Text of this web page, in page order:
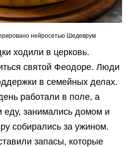
нейросетью Шедеврум
ходили в церковь.
святой Феодоре. Люди
в семейных делах.
работали в поле, а
еду, занимались домом и
собирались за ужином.
запасы, которые